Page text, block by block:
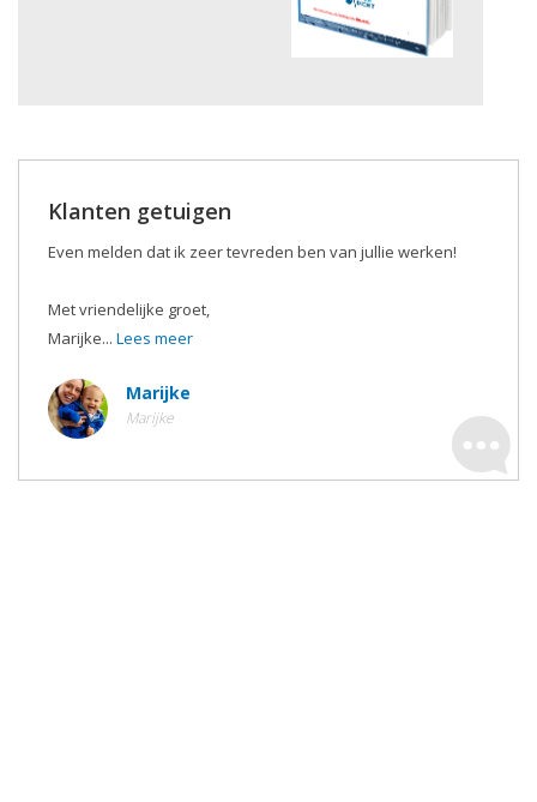
Klanten getuigen
Even melden dat ik zeer tevreden ben van jullie werken!
Met vriendelijke groet,
Marijke... Lees meer
Marijke
Marijke